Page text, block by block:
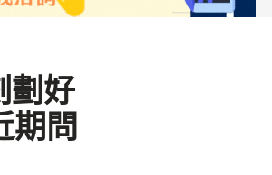
劃好
期問